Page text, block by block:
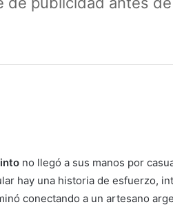
no llegó a sus manos por
hay una historia de esfuerzo,
conectando a un artesano